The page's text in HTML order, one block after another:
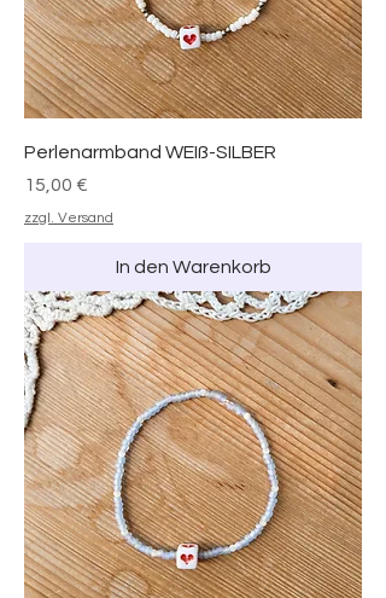
Perlenarmband WEIß-SILBER
Preis
15,00 €
zzgl. Versand
In den Warenkorb